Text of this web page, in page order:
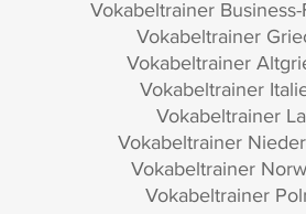
Vokabeltrainer
Vokabeltrainer
Vokabeltrainer
Vokabeltrainer
Vokabeltrainer
Vokabeltrainer
Vokabeltrainer
Vokabeltrainer